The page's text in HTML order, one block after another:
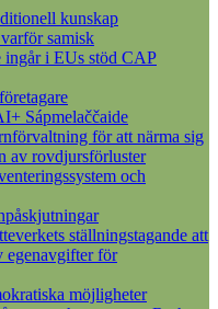
kunskap
samisk
ingår i EUs stöd CAP
Sápmelaččaide
för att närma sig
av rovdjursförluster
och
ställningstagande att
egenavgifter för
möjligheter